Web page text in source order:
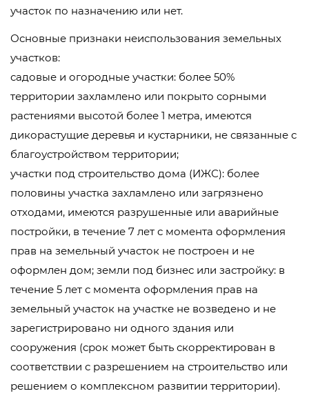
участок по назначению или нет.
Основные признаки неиспользования земельных
участков:
садовые и огородные участки: более 50%
территории захламлено или покрыто сорными
растениями высотой более 1 метра, имеются
дикорастущие деревья и кустарники, не связанные с
благоустройством территории;
участки под строительство дома (ИЖС): более
половины участка захламлено или загрязнено
отходами, имеются разрушенные или аварийные
постройки, в течение 7 лет с момента оформления
прав на земельный участок не построен и не
оформлен дом; земли под бизнес или застройку: в
течение 5 лет с момента оформления прав на
земельный участок на участке не возведено и не
зарегистрировано ни одного здания или
сооружения (срок может быть скорректирован в
соответствии с разрешением на строительство или
решением о комплексном развитии территории).